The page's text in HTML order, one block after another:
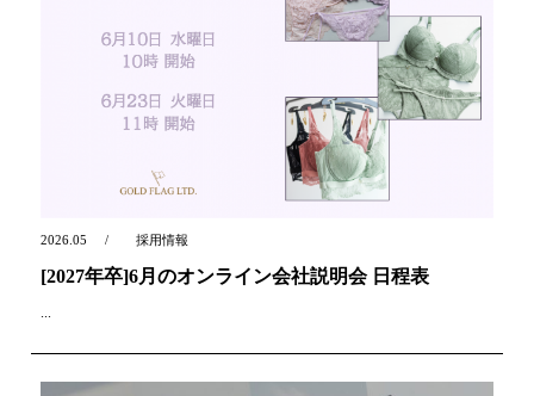
2026.05 採用情報
[2027年卒]6月のオンライン会社説明会 日程表
...